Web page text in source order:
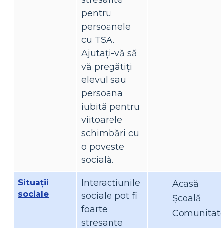
pentru
persoanele
cu TSA.
Ajutați-vă să
vă pregătiți
elevul sau
persoana
iubită pentru
viitoarele
schimbări cu
o poveste
socială.
Situații
sociale
Interacțiunile
sociale pot fi
foarte
stresante
Acasă
Şcoală